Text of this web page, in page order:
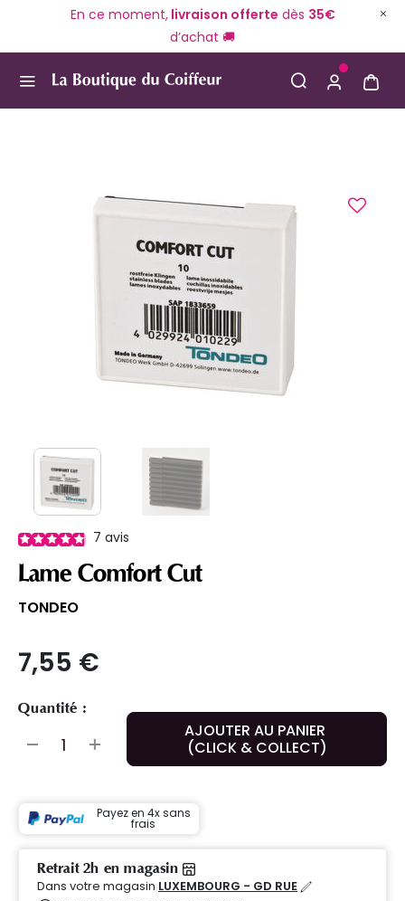
En ce moment,livraison offerte dès 35€
d’achat 🚚
7 avis
Lame Comfort Cut
TONDEO
7,55 €
Quantité :
AJOUTER AU PANIER
(CLICK & COLLECT)
Payez en 4x sans
frais
Retrait 2h en magasin
Dans votre magasin LUXEMBOURG - GD RUE